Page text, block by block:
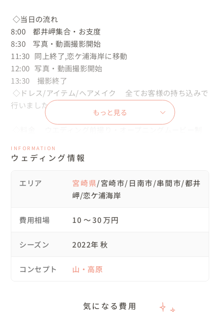
8:00　都井岬集合・お支度
8:30　写真・動画撮影開始
11:30   同上終了,恋ケ浦海岸に移動
12:00   写真・動画撮影開始
13:30　撮影終了
行いました。
              ※別途出張費有り
行えるのが１番多く人気のご依頼です。
得意です。
是非ご相談ください。
もっと見る
INFORMATION
ウェディング情報
エリア 宮崎県/宮崎市/日南市/串間市/都井
岬/恋ケ浦海岸
費用相場 10 〜 30 万円
シーズン 2022年 秋
コンセプト 山・高原
気になる費用